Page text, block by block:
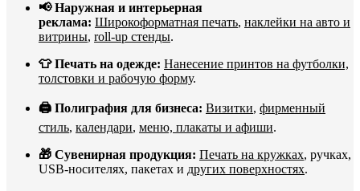
📢 Наружная и интерьерная
реклама: Широкоформатная печать, наклейки на авто и
витрины, roll-up стенды.
👕 Печать на одежде: Нанесение принтов на футболки,
толстовки и рабочую форму.
🖨️ Полиграфия для бизнеса: Визитки, фирменный
стиль, календари, меню, плакаты и афиши.
🎁 Сувенирная продукция: Печать на кружках, ручках,
USB-носителях, пакетах и других поверхностях.